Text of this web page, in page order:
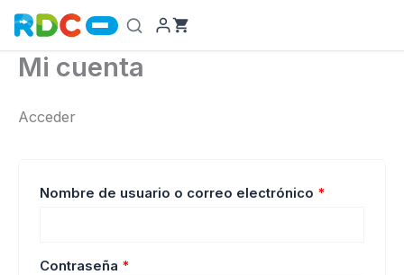
contenido
Mi cuenta
Acceder
Nombre de usuario o correo electrónico *
Contraseña *